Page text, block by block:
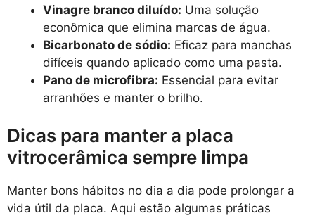
Vinagre branco diluído: Uma solução
econômica que elimina marcas de água.
Bicarbonato de sódio: Eficaz para manchas
difíceis quando aplicado como uma pasta.
Pano de microfibra: Essencial para evitar
arranhões e manter o brilho.
Dicas para manter a placa
vitrocerâmica sempre limpa
Manter bons hábitos no dia a dia pode prolongar a
vida útil da placa. Aqui estão algumas práticas